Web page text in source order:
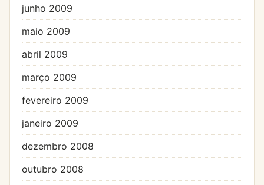
junho 2009
maio 2009
abril 2009
março 2009
fevereiro 2009
janeiro 2009
dezembro 2008
outubro 2008